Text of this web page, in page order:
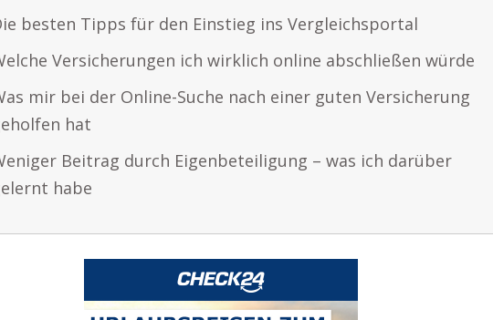
besten Tipps für den Einstieg ins Vergleichsportal
Versicherungen ich wirklich online abschließen würde
mir bei der Online-Suche nach einer guten Versicherung
hat
Beitrag durch Eigenbeteiligung – was ich darüber
habe